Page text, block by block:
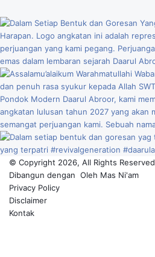
© Copyright 2026, All Rights Reserved
Dibangun dengan Oleh Mas Ni'am
Privacy Policy
Disclaimer
Kontak